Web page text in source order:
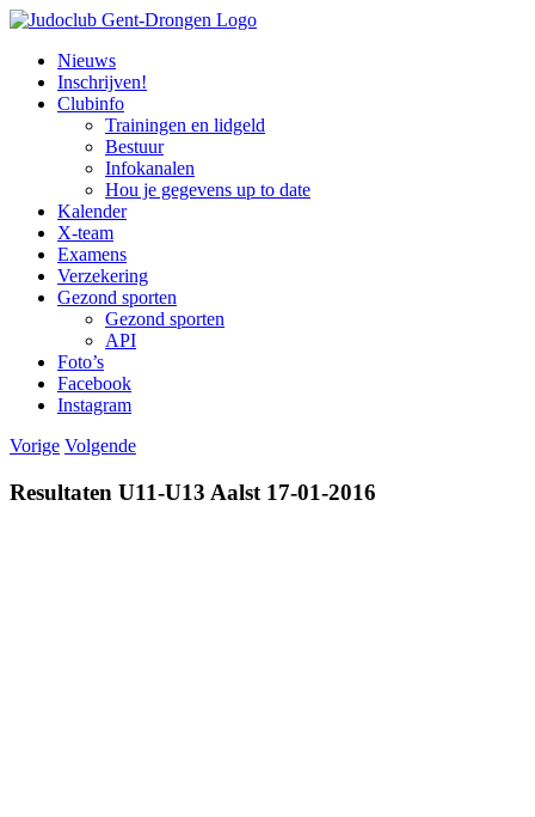
Ga
inhoudNieuws
Inschrijven!
Clubinfo
Trainingen en lidgeld
Bestuur
Infokanalen
Hou je gegevens up to date
Kalender
X-team
Examens
Verzekering
Gezond sporten
Gezond sporten
API
Foto’s
Facebook
Instagram
Vorige Volgende
Resultaten U11-U13 Aalst 17-01-2016